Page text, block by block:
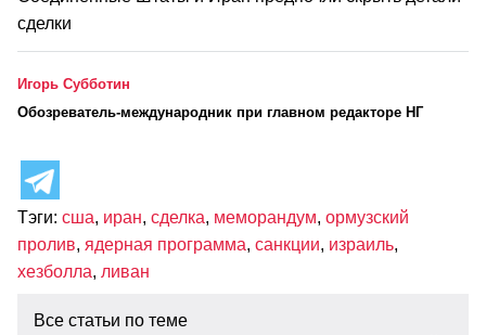
сделки
Игорь Субботин
Обозреватель-международник при главном редакторе НГ
Тэги: сша, иран, сделка, меморандум, ормузский
пролив, ядерная программа, санкции, израиль,
хезболла, ливан
Все статьи по теме